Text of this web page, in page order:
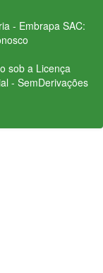
- Embrapa SAC:
sob a Licença
- SemDerivações